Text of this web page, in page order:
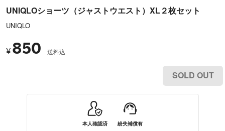
UNIQLOショーツ（ジャストウエスト）XL２枚セット
UNIQLO
¥ 850 送料込
SOLD OUT
本人確認済 紛失補償有